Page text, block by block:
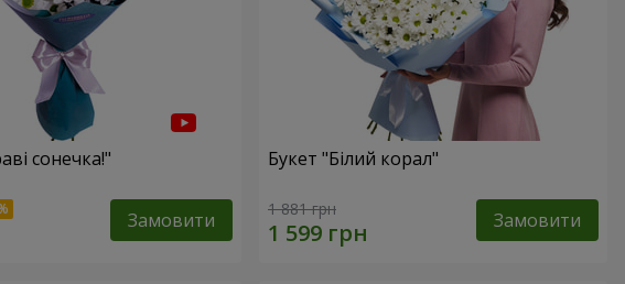
сонечка!"
Замовити
Букет "Білий корал"
1 881 грн Замовити